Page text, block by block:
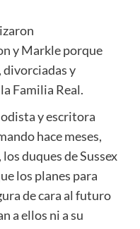
y Markle porque
divorciadas y
Familia Real.
y escritora
hace meses,
duques de Sussex
los planes para
de cara al futuro
a ellos ni a su